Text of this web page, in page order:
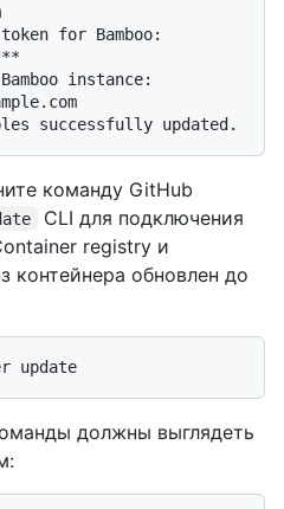
for Bamboo:
instance:
команду GitHub
CLI для подключения
registry и
контейнера обновлен до
должны выглядеть